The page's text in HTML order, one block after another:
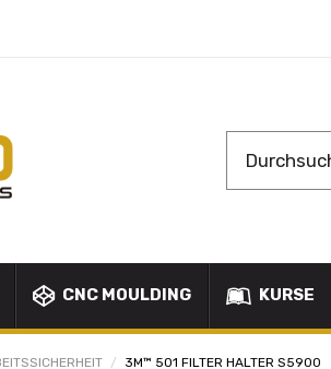
CNC MOULDING KURSE
3M™ 501 FILTER HALTER S5900